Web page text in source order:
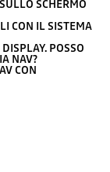
SCHERMO
CON IL SISTEMA
POSSO
NAV?
CON